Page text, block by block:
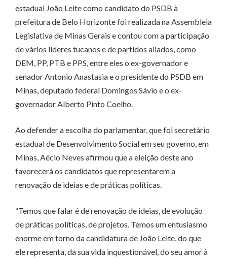
estadual João Leite como candidato do PSDB à
prefeitura de Belo Horizonte foi realizada na Assembleia
Legislativa de Minas Gerais e contou com a participação
de vários líderes tucanos e de partidos aliados, como
DEM, PP, PTB e PPS, entre eles o ex-governador e
senador Antonio Anastasia e o presidente do PSDB em
Minas, deputado federal Domingos Sávio e o ex-
governador Alberto Pinto Coelho.
Ao defender a escolha do parlamentar, que foi secretário
estadual de Desenvolvimento Social em seu governo, em
Minas, Aécio Neves afirmou que a eleição deste ano
favorecerá os candidatos que representarem a
renovação de ideias e de práticas políticas.
“Temos que falar é de renovação de ideias, de evolução
de práticas políticas, de projetos. Temos um entusiasmo
enorme em torno da candidatura de João Leite, do que
ele representa, da sua vida inquestionável, do seu amor à